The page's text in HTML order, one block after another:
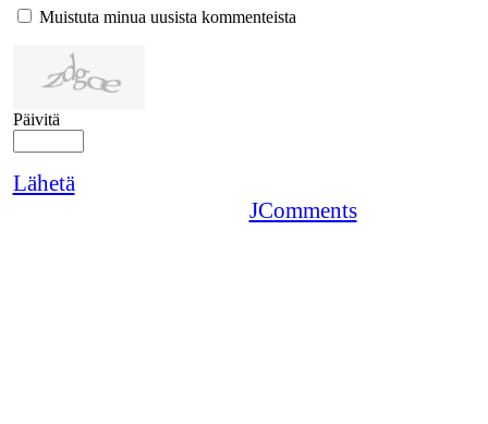
Muistuta minua uusista kommenteista
Päivitä
Lähetä
JComments